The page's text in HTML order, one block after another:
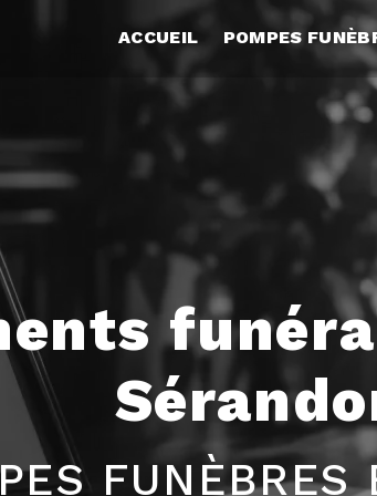
ACCUEIL POMPES
FUNÈBRES